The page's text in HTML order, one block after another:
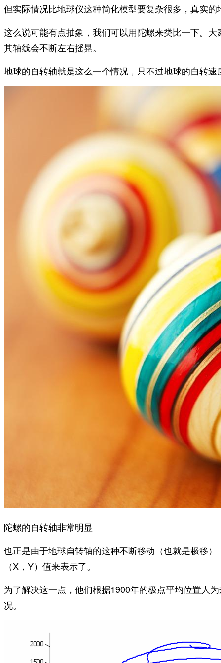
但实际情况比地球仪这种简化模型要复杂很多，真实
这么说可能有点抽象，我们可以用陀螺来类比一下。
其轴线会不断左右摇晃。
地球的自转轴就是这么一个情况，只不过地球的自转
陀螺的自转轴非常明显
也正是由于地球自转轴的这种不断移动（也就是极移
（X，Y）值来表示了。
为了解决这一点，他们根据1900年的极点平均位置人
况。